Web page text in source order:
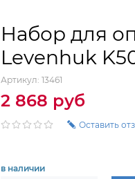
Набор для
Levenhuk
Артикул: 13461
2 868 руб
Оставить
в наличии